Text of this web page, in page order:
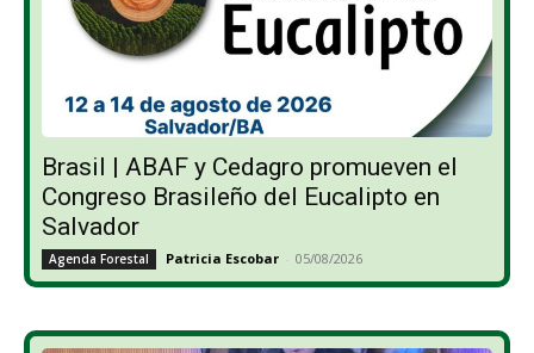
Brasil | ABAF y Cedagro promueven el
Congreso Brasileño del Eucalipto en
Salvador
Agenda Forestal Patricia Escobar - 05/08/2026